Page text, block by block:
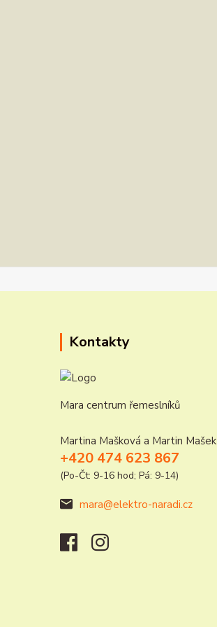
Kontakty
Mara centrum řemeslníků
Martina Mašková a Martin Mašek
+420 474 623 867
(Po-Čt: 9-16 hod; Pá: 9-14)
mara@elektro-naradi.cz